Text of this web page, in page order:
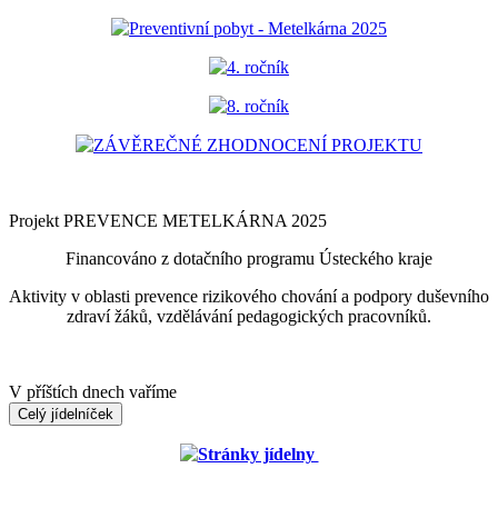
Preventivní pobyt - Metelkárna 2025
4. ročník
8. ročník
ZÁVĚREČNÉ ZHODNOCENÍ PROJEKTU
Projekt PREVENCE METELKÁRNA 2025
Financováno z dotačního programu Ústeckého kraje
Aktivity v oblasti prevence rizikového chování a podpory duševního
zdraví žáků, vzdělávání pedagogických pracovníků.
V příštích dnech vaříme
Celý jídelníček
Stránky jídelny